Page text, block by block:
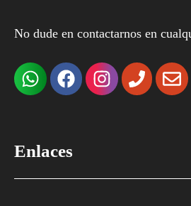
No dude en contactarnos en
Enlaces